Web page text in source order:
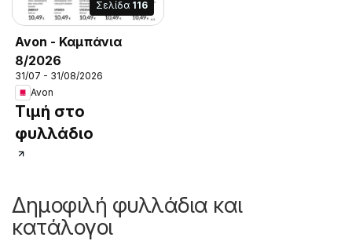
Σελίδα 116
Avon - Καμπάνια
8/2026
31/07 - 31/08/2026
Avon
Τιμή στο
φυλλάδιο
Δημοφιλή φυλλάδια και
κατάλογοι